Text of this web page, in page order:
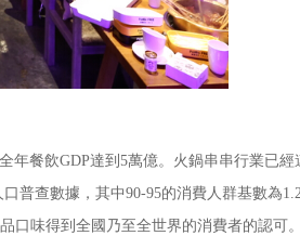
餐飲GDP達到5萬億。火鍋串串行業已經
普查數據，其中90-95的消費人群基數為
口味得到全國乃至全世界的消費者的認可。